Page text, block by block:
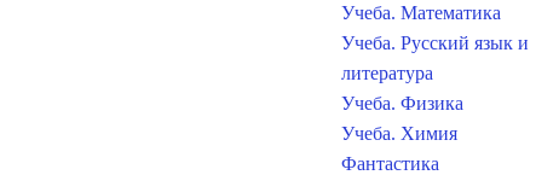
Учеба. Математика
Учеба. Русский язык и
литература
Учеба. Физика
Учеба. Химия
Фантастика